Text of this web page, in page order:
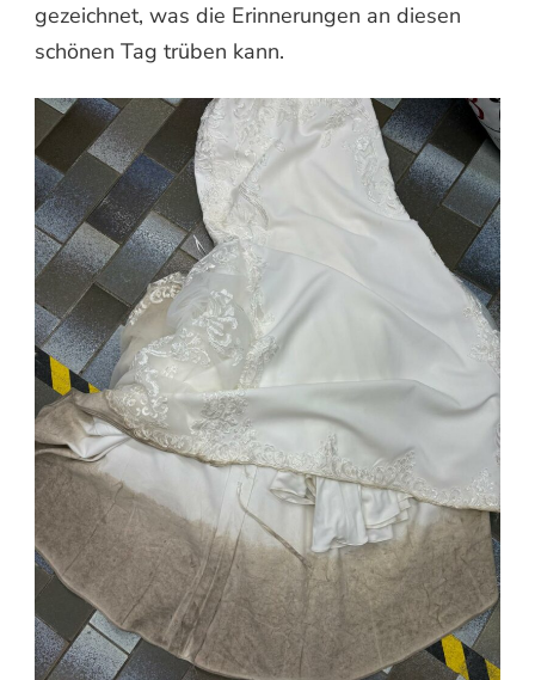
gezeichnet, was die Erinnerungen an diesen
schönen Tag trüben kann.